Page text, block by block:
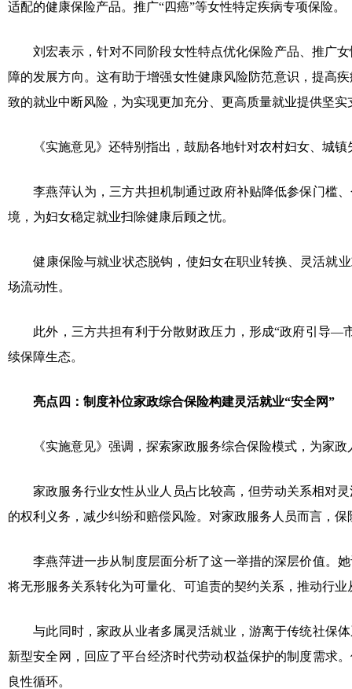
适配的健康保险产品。推广“四癌”等女性特定疾病专项保险。
刘宏表示，针对不同阶段女性特点优化保险产品、推广
障的发展方向。这有助于增强女性健康风险防范意识，提高
致的就业中断风险，为实现更加充分、更高质量就业提供坚实
《实施意见》还特别指出，鼓励各地针对农村妇女、
李燕萍认为，三方共担机制通过政府补贴降低参保门槛
境，为妇女稳定就业扫除健康后顾之忧。
健康保险与就业状态脱钩，使妇女在职业转换、灵活就
场流动性。
此外，三方共担有利于分散财政压力，形成“政府引导
续保障生态。
亮点四：制度补位家政综合保险构建灵活就业“安全网”
《实施意见》强调，探索家政服务综合保险模式，为家
家政服务行业女性从业人员占比较高，但劳动关系相对
的权利义务，减少纠纷和赔偿风险。对家政服务人员而言，
李燕萍进一步从制度层面分析了这一举措的深层价值。
将无形服务关系转化为可量化、可追责的契约关系，推动行业
与此同时，家政从业者多属灵活就业，游离于传统社保
新型安全网，回应了平台经济时代劳动权益保护的制度需求
良性循环。